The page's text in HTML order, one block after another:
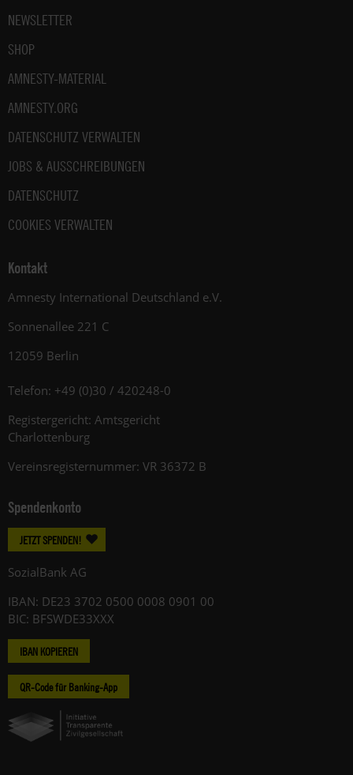
NEWSLETTER
SHOP
AMNESTY-MATERIAL
AMNESTY.ORG
DATENSCHUTZ VERWALTEN
JOBS & AUSSCHREIBUNGEN
DATENSCHUTZ
COOKIES VERWALTEN
Kontakt
Amnesty International Deutschland e.V.
Sonnenallee 221 C
12059 Berlin
Telefon: +49 (0)30 / 420248-0
Registergericht: Amtsgericht
Charlottenburg
Vereinsregisternummer: VR 36372 B
Spendenkonto
JETZT SPENDEN!
SozialBank AG
IBAN: DE23 3702 0500 0008 0901 00
BIC: BFSWDE33XXX
IBAN KOPIEREN
QR-Code für Banking-App